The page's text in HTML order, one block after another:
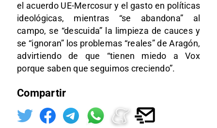
el acuerdo UE-Mercosur y el gasto en políticas
ideológicas, mientras “se abandona” al
campo, se “descuida” la limpieza de cauces y
se “ignoran” los problemas “reales” de Aragón,
advirtiendo de que “tienen miedo a Vox
porque saben que seguimos creciendo”.
Compartir